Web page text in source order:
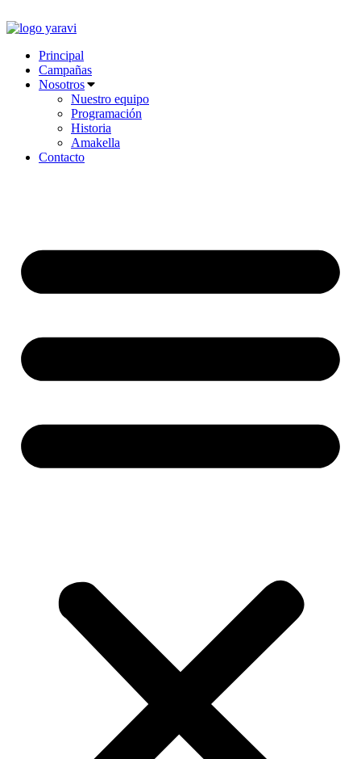
al
Principal
Campañas
Nosotros
Nuestro equipo
Programación
Historia
Amakella
Contacto